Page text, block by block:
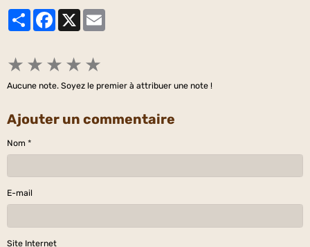
PartagerFacebook
X
★ ★ ★ ★ ★
Aucune note. Soyez le premier à attribuer une note !
Ajouter un commentaire
Nom
E-mail
Site Internet